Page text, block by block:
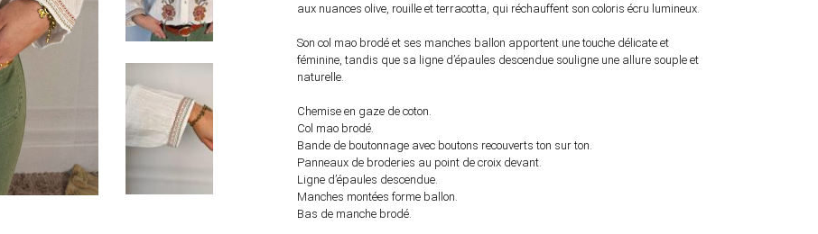
aux nuances olive, rouille et terracotta, qui réchauffent son coloris écru lumineux.
Son col mao brodé et ses manches ballon apportent une touche délicate et
féminine, tandis que sa ligne d’épaules descendue souligne une allure souple et
naturelle.
Chemise en gaze de coton.
Col mao brodé.
Bande de boutonnage avec boutons recouverts ton sur ton.
Panneaux de broderies au point de croix devant.
Ligne d’épaules descendue.
Manches montées forme ballon.
Bas de manche brodé.